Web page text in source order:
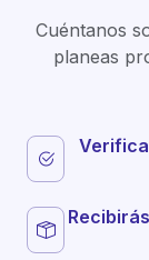
Cuéntanos
planeas